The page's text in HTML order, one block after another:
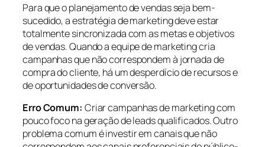
Para que o planejamento de vendas seja bem-
sucedido, a estratégia de marketing deve estar
totalmente sincronizada com as metas e objetivos
de vendas. Quando a equipe de marketing cria
campanhas que não correspondem à jornada de
compra do cliente, há um desperdício de recursos e
de oportunidades de conversão.
Erro Comum: Criar campanhas de marketing com
pouco foco na geração de leads qualificados. Outro
problema comum é investir em canais que não